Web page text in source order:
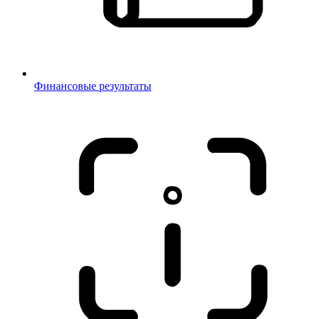
Финансовые результаты